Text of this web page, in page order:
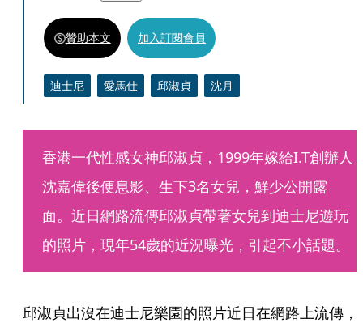
贊助本文 加入訂閱會員
迪士尼 愛馬仕 邱淑貞 沈月
香港一代性感女神邱淑貞，1999年嫁給I.T創辦人
沈嘉偉後便息影、生下3名女兒，鮮少公開露
面。近日網路流傳邱淑貞帶著女兒到迪士尼遊玩
的照片，現年54歲的近況曝光，引起不小話題。
邱淑貞出沒在迪士尼樂園的照片近日在網路上流傳，